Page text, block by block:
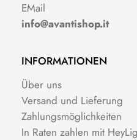
EMail
info@avantishop.it
INFORMATIONEN
Über uns
Versand und Lieferung
Zahlungsmöglichkeiten
In Raten zahlen mit